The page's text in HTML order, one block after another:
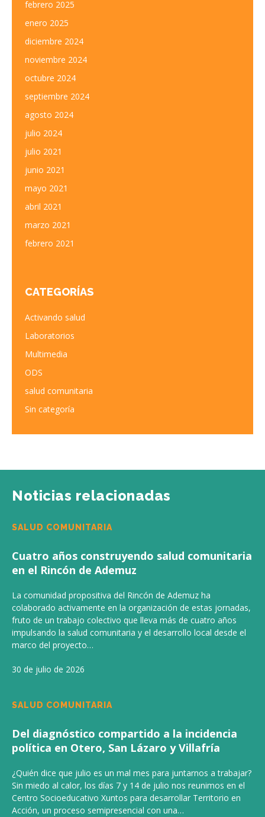
febrero 2025
enero 2025
diciembre 2024
noviembre 2024
octubre 2024
septiembre 2024
agosto 2024
julio 2024
julio 2021
junio 2021
mayo 2021
abril 2021
marzo 2021
febrero 2021
CATEGORÍAS
Activando salud
Laboratorios
Multimedia
ODS
salud comunitaria
Sin categoría
Noticias relacionadas
SALUD COMUNITARIA
Cuatro años construyendo salud comunitaria
en el Rincón de Ademuz
La comunidad propositiva del Rincón de Ademuz ha
colaborado activamente en la organización de estas jornadas,
fruto de un trabajo colectivo que lleva más de cuatro años
impulsando la salud comunitaria y el desarrollo local desde el
marco del proyecto…
30 de julio de 2026
SALUD COMUNITARIA
Del diagnóstico compartido a la incidencia
política en Otero, San Lázaro y Villafría
¿Quién dice que julio es un mal mes para juntarnos a trabajar?
Sin miedo al calor, los días 7 y 14 de julio nos reunimos en el
Centro Socioeducativo Xuntos para desarrollar Territorio en
Acción, un proceso semipresencial con una…